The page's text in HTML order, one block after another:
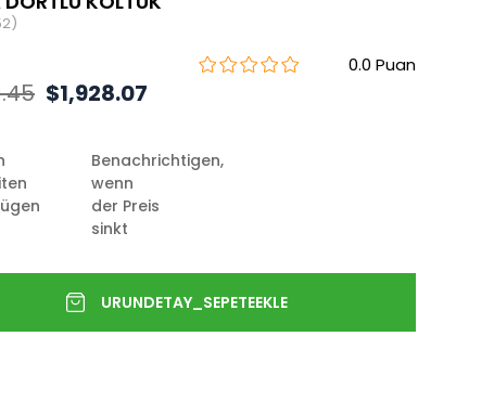
0.0
$1,928.07
Benachrichtigen,
wenn
der Preis
sinkt